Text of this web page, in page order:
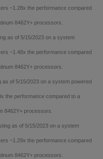
~1.28x the performance compared
8462Y+ processors.
as of 5/15/2023 on a system
~1.48x the performance compared
8462Y+ processors.
as of 5/15/2023 on a system powered
the performance compared to a
8462Y+ processors.
as of 5/15/2023 on a system
~1.29x the performance compared
8462Y+ processors.